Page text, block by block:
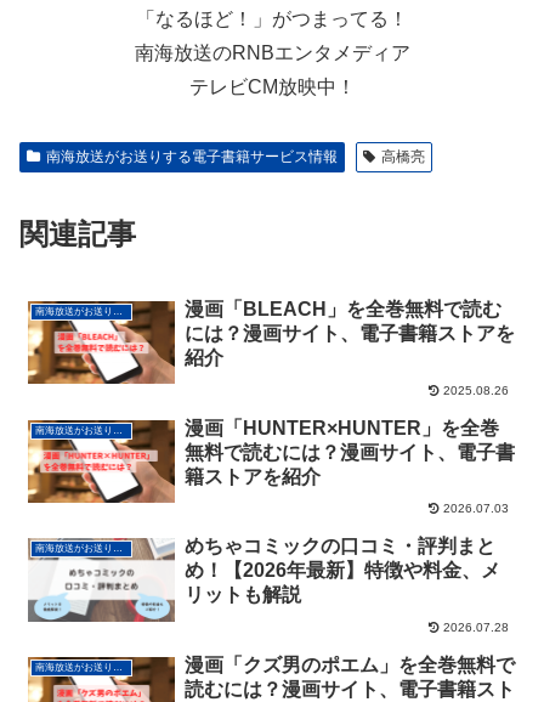
「なるほど！」がつまってる！
南海放送のRNBエンタメディア
テレビCM放映中！
南海放送がお送りする電子書籍サービス情報 高橋亮
関連記事
南海放送がお送りする電子書籍サービス情報
漫画「BLEACH」を全巻無料で読む
には？漫画サイト、電子書籍ストアを
紹介
2025.08.26
漫画「HUNTER×HUNTER」を全巻
無料で読むには？漫画サイト、電子書
籍ストアを紹介
2026.07.03
南海放送がお送りする電子書籍サービス情報
めちゃコミックの口コミ・評判まと
め！【2026年最新】特徴や料金、メ
リットも解説
2026.07.28
南海放送がお送りする電子書籍サービス情報
漫画「クズ男のポエム」を全巻無料で
読むには？漫画サイト、電子書籍スト